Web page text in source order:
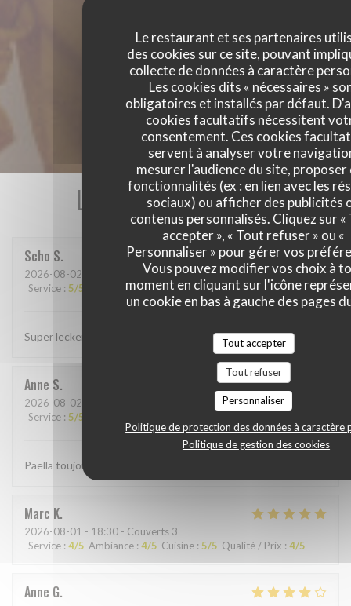
Le restaurant et ses partenaires
des cookies sur ce site, pouvant
collecte de données à caractère
Les cookies dits « nécessaires »
obligatoires et installés par défaut.
cookies facultatifs nécessitent
consentement. Ces cookies
servent à analyser votre
mesurer l'audience du site, proposer
fonctionnalités (ex : en lien avec les
sociaux) ou afficher des publicités
contenus personnalisés. Cliquez sur «
accepter », « Tout refuser » ou «
Personnaliser » pour gérer vos
Vous pouvez modifier vos choix à
moment en cliquant sur l'icône
un cookie en bas à gauche des pages
Tout accepter
Tout refuser
Personnaliser
Politique de protection des données à caractère
Politique de gestion des cookies
Les avis de nos clients
Scho S
2026-08-02 - 12:30 - Couverts 3
Service : 5/5 Ambiance:5/5 Cuisine :5/5 Qualité / Prix:5/5
Super lecker Paëlla im gemütlichen Ambiente
Anne S
2026-08-02
Service : 5/5
Paella toujours aussi bonne!
Marc K
2026-08-01 - 18:30 - Couverts 3
Service : 4/5 Ambiance : 4/5 Cuisine : 5/5 Qualité / Prix : 4/5
Anne G